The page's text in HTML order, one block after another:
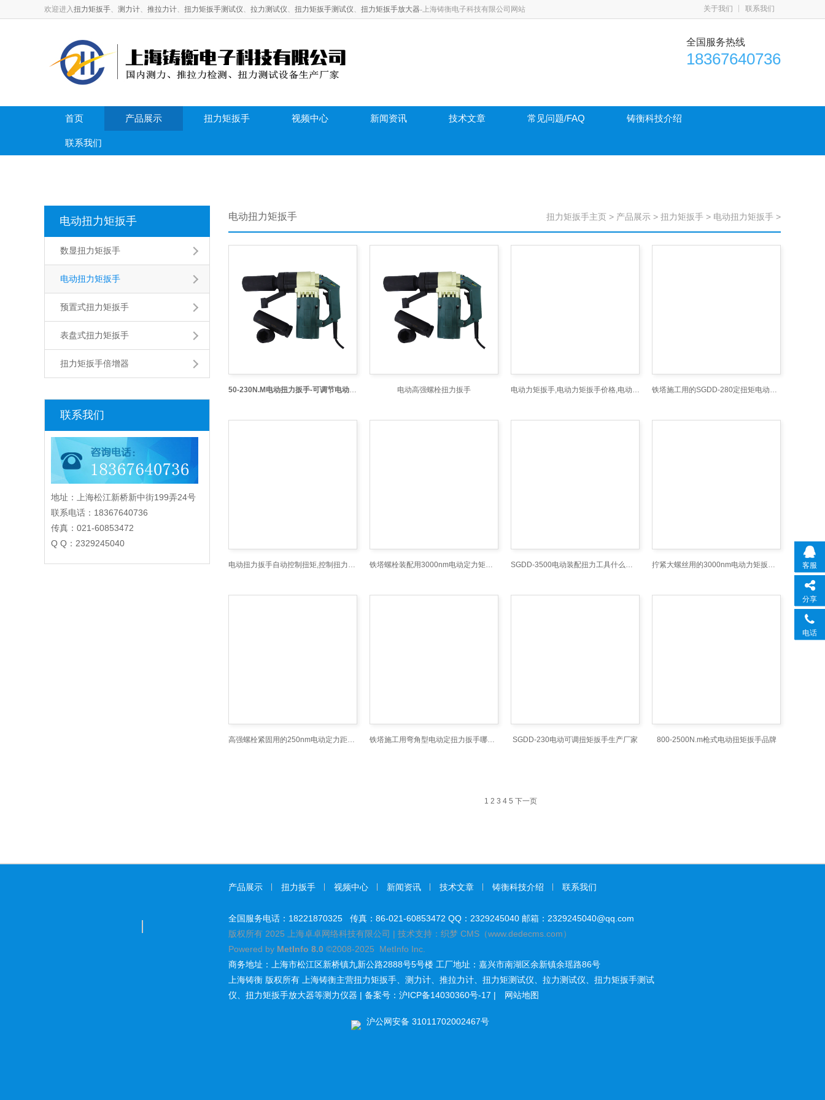
欢迎进入扭力矩扳手、 测力计、 推拉力计、 扭力矩扳手测试仪、 拉力测试仪、 扭力矩扳手测试仪、 扭力矩扳手放大器-上海铸衡电子科技有限公司网站 关于我们 联系我们
全国服务热线
18367640736
首页 产品展示 扭力矩扳手 视频中心 新闻资讯 技术文章 常见问题/FAQ 铸衡科技介绍
联系我们
电动扭力矩扳手
数显扭力矩扳手
电动扭力矩扳手
预置式扭力矩扳手
表盘式扭力矩扳手
扭力矩扳手倍增器
联系我们
地址：上海松江新桥新中街199弄24号
联系电话：18367640736
传真：021-60853472
Q Q：2329245040
电动扭力矩扳手 扭力矩扳手主页 > 产品展示 > 扭力矩扳手 > 电动扭力矩扳手 >
50-230N.M电动扭力扳手-可调节电动扭力扳手 电动高强螺栓扭力扳手 电动力矩扳手,电动力矩扳手价格,电动力矩扳手质量 铁塔施工用的SGDD-280定扭矩电动拧紧扳手
电动扭力扳手自动控制扭矩,控制扭力电动拧紧扳手,300-500公斤电动扳手 铁塔螺栓装配用3000nm电动定力矩扳手厂家 SGDD-3500电动装配扭力工具什么牌子好 拧紧大螺丝用的3000nm电动力矩扳手厂家
高强螺栓紧固用的250nm电动定力距扳手 铁塔施工用弯角型电动定扭力扳手哪里有卖 SGDD-230电动可调扭矩扳手生产厂家 800-2500N.m枪式电动扭矩扳手品牌
1 2 3 4 5 下一页
产品展示 扭力扳手 视频中心 新闻资讯 技术文章 铸衡科技介绍 联系我们
全国服务电话：18221870325 传真：86-021-60853472 QQ：2329245040 邮箱：2329245040@qq.com
版权所有 2025 上海卓卓网络科技有限公司 | 技术支持：织梦 CMS（www.dedecms.com）
Powered by MetInfo 8.0 ©2008-2025 MetInfo Inc.
商务地址：上海市松江区新桥镇九新公路2888号5号楼 工厂地址：嘉兴市南湖区余新镇余瑶路86号
上海铸衡 版权所有
上海铸衡主营扭力矩扳手 测力计 推拉力计 扭力矩测试仪 拉力测试仪
扭力矩扳手测试
仪
扭力矩扳手放大器等测力仪器 | 备案号： 沪ICP备14030360号-17 | 网站地图
沪公网安备 31011702002467号
客服
分享
电话